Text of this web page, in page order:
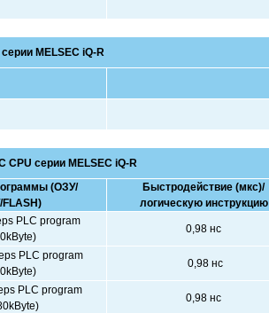
MELSEC iQ-R
CPU серии MELSEC iQ-R
(ОЗУ/
Быстродействие (мкс)/
логическую инструкцию
PLC program
0,98 нс
PLC program
0,98 нс
PLC program
0,98 нс